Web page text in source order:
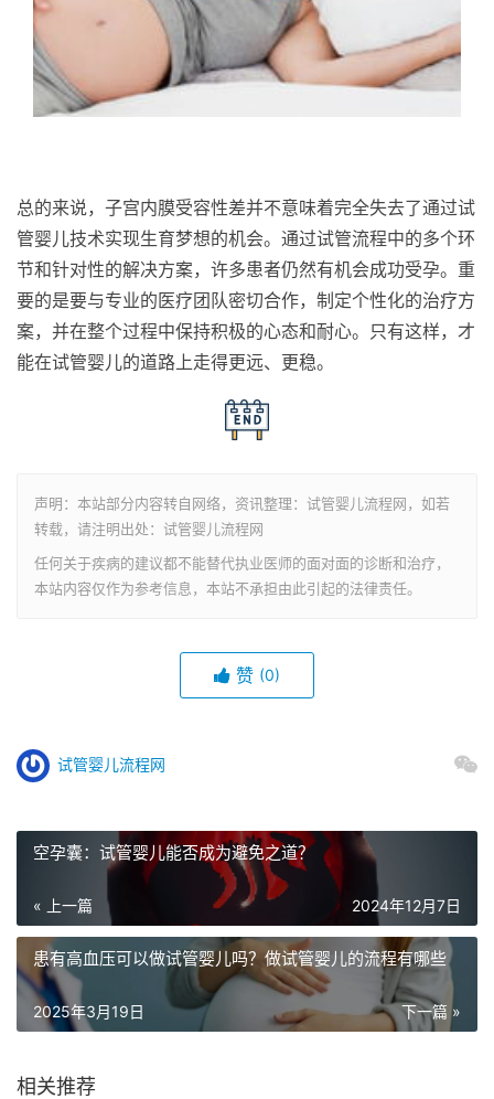
总的来说，子宫内膜受容性差并不意味着完全失去了通过试
管婴儿技术实现生育梦想的机会。通过试管流程中的多个环
节和针对性的解决方案，许多患者仍然有机会成功受孕。重
要的是要与专业的医疗团队密切合作，制定个性化的治疗方
案，并在整个过程中保持积极的心态和耐心。只有这样，才
能在试管婴儿的道路上走得更远、更稳。
声明：本站部分内容转自网络，资讯整理：试管婴儿流程网，如若
转载，请注明出处：试管婴儿流程网
任何关于疾病的建议都不能替代执业医师的面对面的诊断和治疗，
本站内容仅作为参考信息，本站不承担由此引起的法律责任。
赞 (0)
试管婴儿流程网
空孕囊：试管婴儿能否成为避免之道？
« 上一篇 2024年12月7日
患有高血压可以做试管婴儿吗？做试管婴儿的流程有哪些
下一篇 »
2025年3月19日
相关推荐